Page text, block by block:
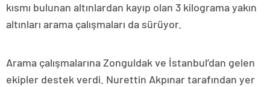
kısmı bulunan altınlardan kayıp olan 3 kilograma yakın
altınları arama çalışmaları da sürüyor.
Arama çalışmalarına Zonguldak ve İstanbul’dan gelen
ekipler destek verdi. Nurettin Akpınar tarafından yer